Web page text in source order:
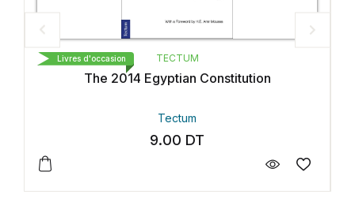
From Ruling To Opposition
Livres d'occasion